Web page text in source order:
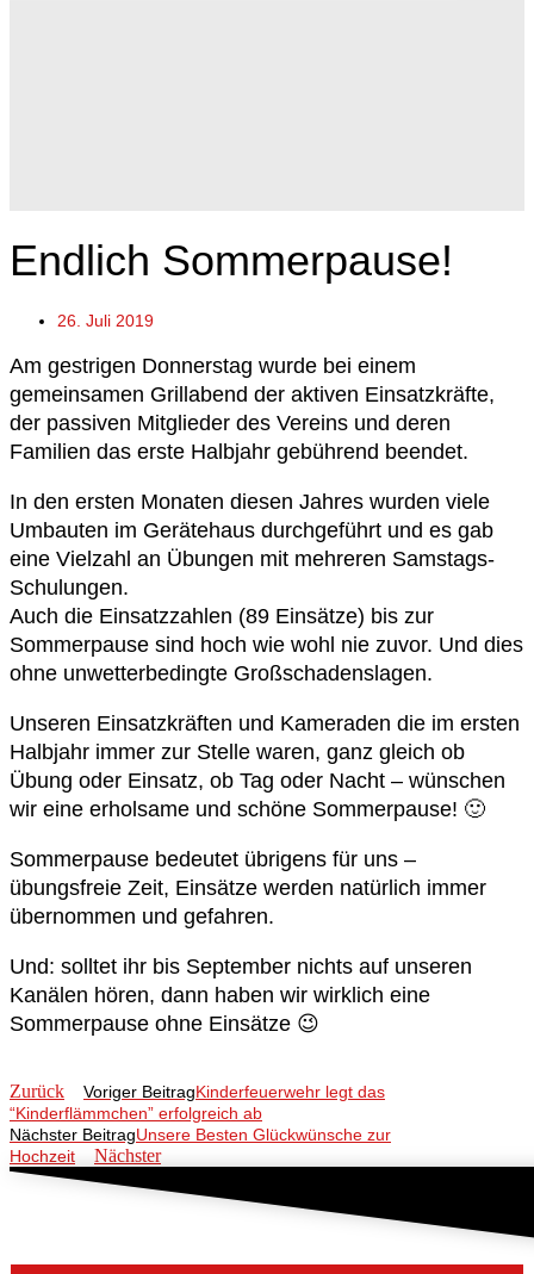
Endlich Sommerpause!
26. Juli 2019
Am gestrigen Donnerstag wurde bei einem
gemeinsamen Grillabend der aktiven Einsatzkräfte,
der passiven Mitglieder des Vereins und deren
Familien das erste Halbjahr gebührend beendet.
In den ersten Monaten diesen Jahres wurden viele
Umbauten im Gerätehaus durchgeführt und es gab
eine Vielzahl an Übungen mit mehreren Samstags-
Schulungen.
Auch die Einsatzzahlen (89 Einsätze) bis zur
Sommerpause sind hoch wie wohl nie zuvor. Und dies
ohne unwetterbedingte Großschadenslagen.
Unseren Einsatzkräften und Kameraden die im ersten
Halbjahr immer zur Stelle waren, ganz gleich ob
Übung oder Einsatz, ob Tag oder Nacht – wünschen
wir eine erholsame und schöne Sommerpause! 🙂
Sommerpause bedeutet übrigens für uns –
übungsfreie Zeit, Einsätze werden natürlich immer
übernommen und gefahren.
Und: solltet ihr bis September nichts auf unseren
Kanälen hören, dann haben wir wirklich eine
Sommerpause ohne Einsätze 😉
Zurück Voriger BeitragKinderfeuerwehr legt das
“Kinderflämmchen” erfolgreich ab
Nächster BeitragUnsere Besten Glückwünsche zur
Hochzeit
Nächster